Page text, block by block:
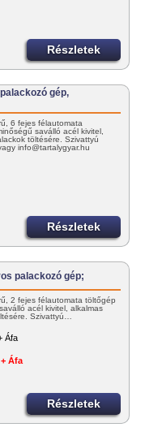
Részletek
gép,
6 fejes félautomata
saválló acél kivitel,
töltésére. Szivattyú
info@tartalygyar.hu
Részletek
palackozó gép;
2 fejes félautomata töltőgép
acél kivitel, alkalmas
Szivattyú…
Áfa
Áfa
Részletek